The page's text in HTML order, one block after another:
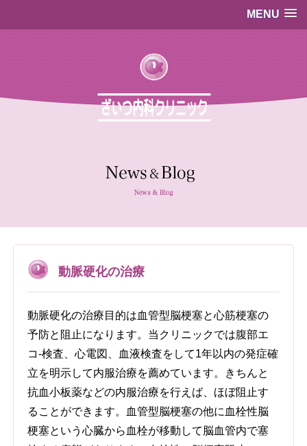
MENU
動脈硬化の治療
動脈硬化の治療目的は血管型脳梗塞と心筋梗塞の
予防と阻止になります。当クリニックでは腹部エ
コ-検査、心電図、血液検査をして1年以内の発症確
立を明示して内服治療を薦めています。きちんと
抗血小板薬などの内服治療を行えば、ほぼ阻止す
ることができます。血管型脳梗塞の他に血栓性脳
梗塞という心臓から血栓が移動して脳血管内で塞